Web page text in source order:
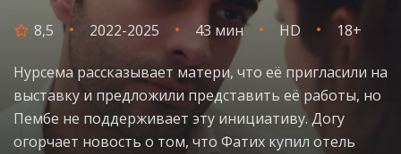
8,5 2022-2025 43 мин HD 18+
Нурсема рассказывает матери, что её пригласили на
выставку и предложили представить её работы, но
Пембе не поддерживает эту инициативу. Догу
огорчает новость о том, что Фатих купил отель